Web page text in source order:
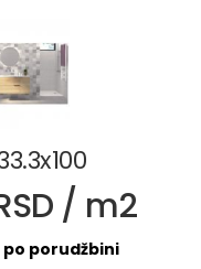
/ m2
porudžbini